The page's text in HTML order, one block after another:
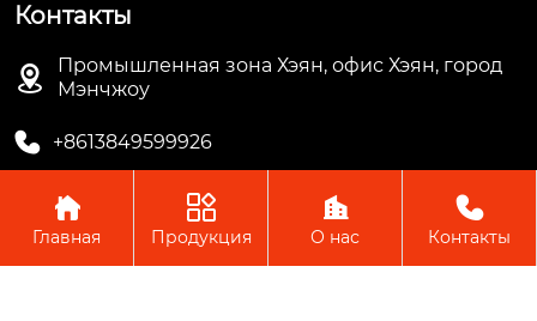
Контакты

Промышленная зона Хэян, офис Хэян, город
Мэнчжоу
 +8613849599926
Авторское право © ООО Мэнчжоу Ляньгуань Пластик

Главная

Продукция

О нас

Контакты